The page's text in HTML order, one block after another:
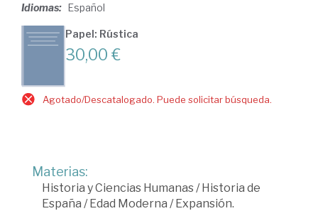
Idiomas: Español
Papel: Rústica
30,00 €
Agotado/Descatalogado. Puede solicitar búsqueda.
Materias:
Historia y Ciencias Humanas/Historia de
España /Edad Moderna /Expansión.